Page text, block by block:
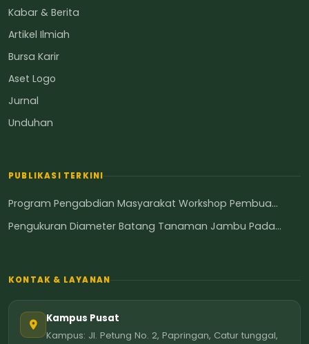
Kabar & Berita
Artikel Ilmiah
Bursa Karir
Aset Logo
Jurnal
Unduhan
PUBLIKASI TERKINI
Program Pengabdian Masyarakat Workshop Pembua...
Pengukuran Diameter Batang Tanaman Jambu Pada...
KONTAK & LAYANAN
Kampus Pusat
Kampus: Jl. Petung No. 2, Papringan, Catur tunggal,